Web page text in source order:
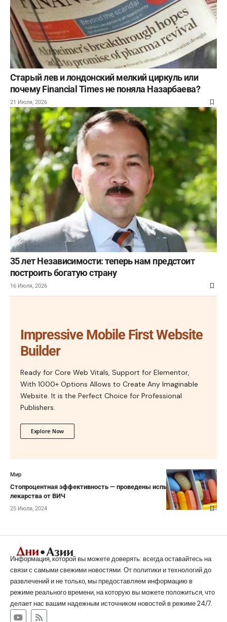
Старый лев и лондонский мелкий циркуль или
почему Financial Times не поняла Назарбаева?
21 Июля, 2026
35 лет Независимости: теперь нам предстоит
построить богатую страну
16 Июля, 2026
Impressive Mobile First Website
Builder
Ready for Core Web Vitals, Support for Elementor,
With 1000+ Options Allows to Create Any Imaginable
Website. It is the Perfect Choice for Professional
Publishers.
Explore Now
Мир
Стопроцентная эффективность — проведены испытания
лекарства от ВИЧ
25 Июля, 2024
Информация, которой вы можете доверять: всегда оставайтесь на
связи с самыми свежими новостями. От политики и технологий до
развлечений и не только, мы предоставляем информацию в
режиме реального времени, на которую вы можете положиться, что
делает нас вашим надежным источником новостей в режиме 24/7.